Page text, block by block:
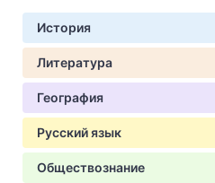
История
Литература
География
Русский язык
Обществознание